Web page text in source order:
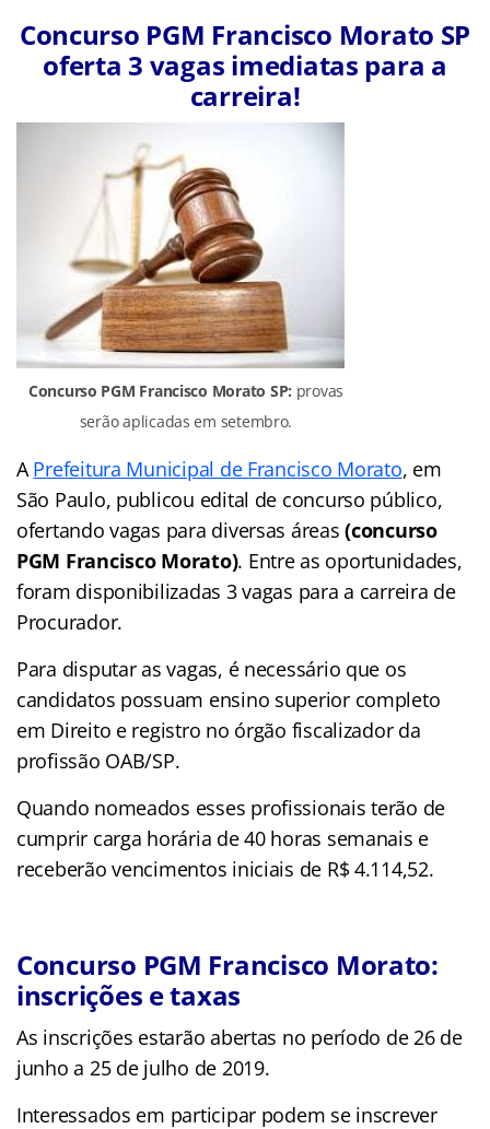
Concurso PGM Francisco Morato SP
oferta 3 vagas imediatas para a
carreira!
Concurso PGM Francisco Morato SP: provas
serão aplicadas em setembro.
APrefeitura Municipal de Francisco Morato, em
São Paulo, publicou edital de concurso público,
ofertando vagas para diversas áreas(concurso
PGM Francisco Morato). Entre as oportunidades,
foram disponibilizadas 3 vagas para a carreira de
Procurador.
Para disputar as vagas, é necessário que os
candidatos possuam ensino superior completo
em Direito e registro no órgão fiscalizador da
profissão OAB/SP.
Quando nomeados esses profissionais terão de
cumprir carga horária de 40 horas semanais e
receberão vencimentos iniciais de R$ 4.114,52.
Concurso PGM Francisco Morato:
inscrições e taxas
As inscrições estarão abertas no período de 26 de
junho a 25 de julho de 2019.
Interessados em participar podem se inscrever